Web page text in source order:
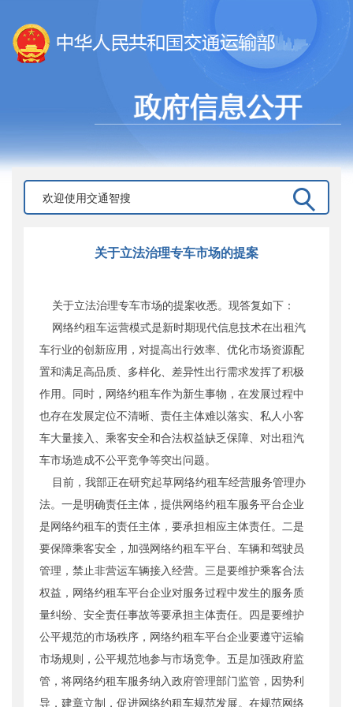
关于立法治理专车市场的提案
关于立法治理专车市场的提案收悉。现答复如下：
网络约租车运营模式是新时期现代信息技术在出租汽
车行业的创新应用，对提高出行效率、优化市场资源配
置和满足高品质、多样化、差异性出行需求发挥了积极
作用。同时，网络约租车作为新生事物，在发展过程中
也存在发展定位不清晰、责任主体难以落实、私人小客
车大量接入、乘客安全和合法权益缺乏保障、对出租汽
车市场造成不公平竞争等突出问题。
目前，我部正在研究起草网络约租车经营服务管理办
法。一是明确责任主体，提供网络约租车服务平台企业
是网络约租车的责任主体，要承担相应主体责任。二是
要保障乘客安全，加强网络约租车平台、车辆和驾驶员
管理，禁止非营运车辆接入经营。三是要维护乘客合法
权益，网络约租车平台企业对服务过程中发生的服务质
量纠纷、安全责任事故等要承担主体责任。四是要维护
公平规范的市场秩序，网络约租车平台企业要遵守运输
市场规则，公平规范地参与市场竞争。五是加强政府监
管，将网络约租车服务纳入政府管理部门监管，因势利
导，建章立制，促进网络约租车规范发展。在规范网络